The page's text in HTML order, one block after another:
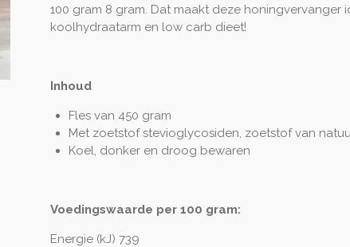
100 gram 8 gram. Dat maakt deze honingvervanger
koolhydraatarm en low carb dieet!
Inhoud
Fles van 450 gram
Met zoetstof stevioglycosiden, zoetstof van
Koel, donker en droog bewaren
Voedingswaarde per 100 gram:
Energie (kJ) 739